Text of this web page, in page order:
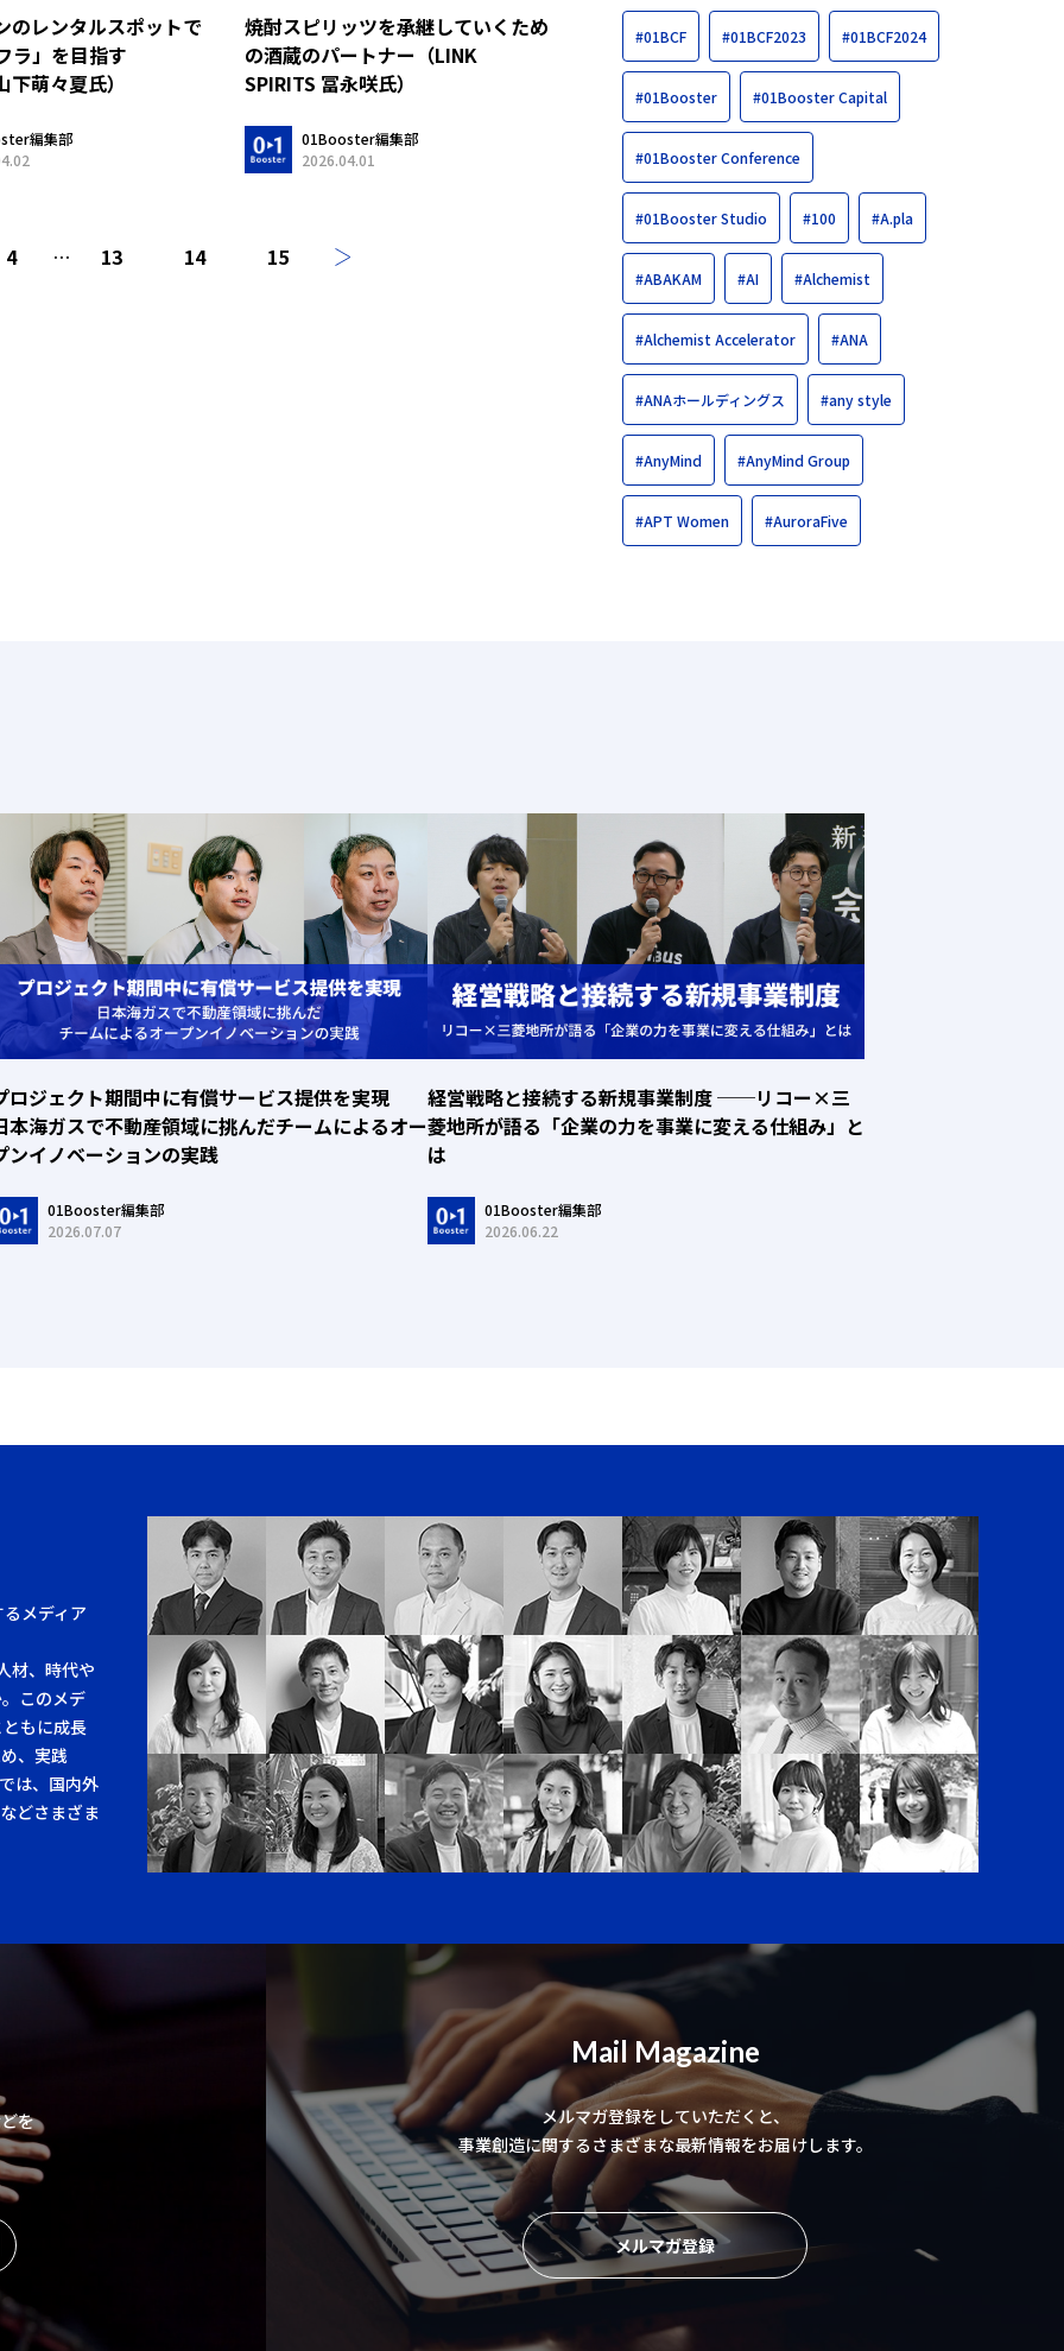
のレンタルスポットで
ラ」を目指す
下萌々夏氏）
編集部
焼酎スピリッツを承継していくため
の酒蔵のパートナー（LINK
SPIRITS 冨永咲氏）
01Booster編集部
2026.04.01
4 … 13 14 15
#01BCF #01BCF2023 #01BCF2024
#01Booster #01Booster Capital
#01Booster Conference
#01Booster Studio #100 #A.pla
#ABAKAM #AI #Alchemist
#Alchemist Accelerator #ANA
#ANAホールディングス #any style
#AnyMind #AnyMind Group
#APT Women #AuroraFive
ロジェクト期間中に有償サービス提供を実現
本海ガスで不動産領域に挑んだチームによるオー
ンイノベーションの実践
01Booster編集部
2026.07.07
経営戦略と接続する新規事業制度 ──リコー×三
菱地所が語る「企業の力を事業に変える仕組み」と
は
01Booster編集部
2026.06.22
メディア
材、時代や
このメデ
もに成長
、実践
は、国内外
どさまざま
を
Mail Magazine
メルマガ登録をしていただくと、
事業創造に関するさまざまな最新情報をお届けします。
メルマガ登録